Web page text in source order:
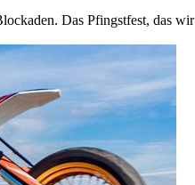
Das Pfingstfest, das